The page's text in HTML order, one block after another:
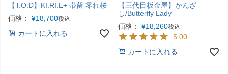
【T.O.D】KI.RI.E+ 帯留 零れ桜
価格：
¥18,700税込
カートに入れる
【三代目板金屋】かんざ
し/Butterfly Lady
価格：
¥18,260税込
5.00
カートに入れる